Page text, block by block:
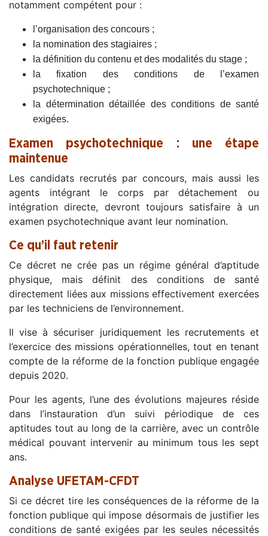
notamment compétent pour :
l’organisation des concours ;
la nomination des stagiaires ;
la définition du contenu et des modalités du stage ;
la fixation des conditions de l’examen
psychotechnique ;
la détermination détaillée des conditions de santé
exigées.
Examen psychotechnique : une étape
maintenue
Les candidats recrutés par concours, mais aussi les
agents intégrant le corps par détachement ou
intégration directe, devront toujours satisfaire à un
examen psychotechnique avant leur nomination.
Ce qu’il faut retenir
Ce décret ne crée pas un régime général d’aptitude
physique, mais définit des conditions de santé
directement liées aux missions effectivement exercées
par les techniciens de l’environnement.
Il vise à sécuriser juridiquement les recrutements et
l’exercice des missions opérationnelles, tout en tenant
compte de la réforme de la fonction publique engagée
depuis 2020.
Pour les agents, l’une des évolutions majeures réside
dans l’instauration d’un suivi périodique de ces
aptitudes tout au long de la carrière, avec un contrôle
médical pouvant intervenir au minimum tous les sept
ans.
Analyse UFETAM-CFDT
Si ce décret tire les conséquences de la réforme de la
fonction publique qui impose désormais de justifier les
conditions de santé exigées par les seules nécessités